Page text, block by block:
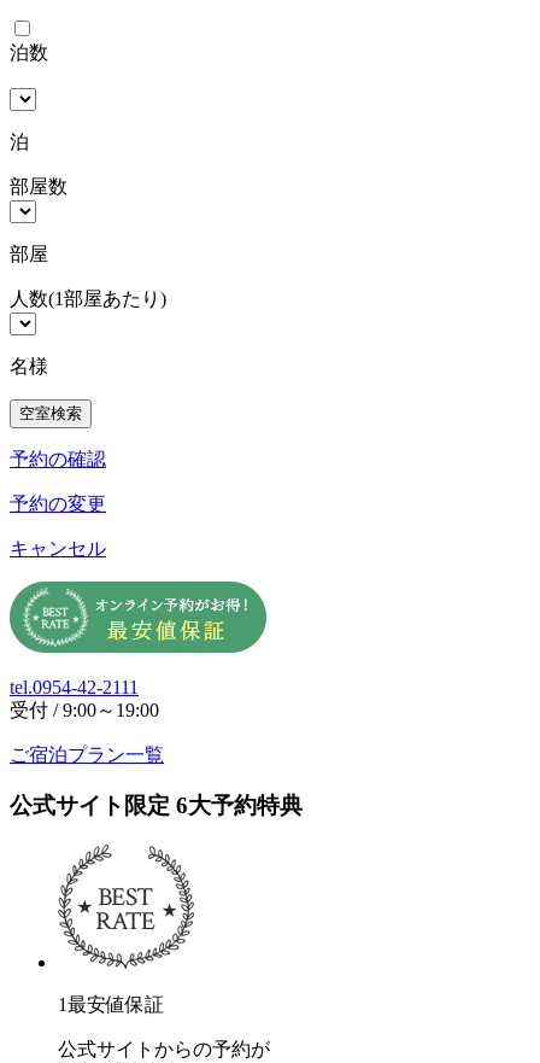
泊数
泊
部屋数
部屋
人数(1部屋あたり)
名様
予約の確認
予約の変更
キャンセル
tel.0954-42-2111
受付 / 9:00～19:00
ご宿泊プラン一覧
公式サイト限定 6大予約特典
1最安値保証
公式サイトからの予約が